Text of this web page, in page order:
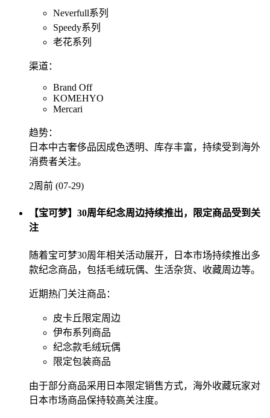
Neverfull系列
Speedy系列
老花系列
渠道：
Brand Off
KOMEHYO
Mercari
趋势：
日本中古奢侈品因成色透明、库存丰富，持续受到海外
消费者关注。
2周前 (07-29)
【宝可梦】30周年纪念周边持续推出，限定商品受到关
注
随着宝可梦30周年相关活动展开，日本市场持续推出多
款纪念商品，包括毛绒玩偶、生活杂货、收藏周边等。
近期热门关注商品：
皮卡丘限定周边
伊布系列商品
纪念款毛绒玩偶
限定包装商品
由于部分商品采用日本限定销售方式，海外收藏玩家对
日本市场商品保持较高关注度。